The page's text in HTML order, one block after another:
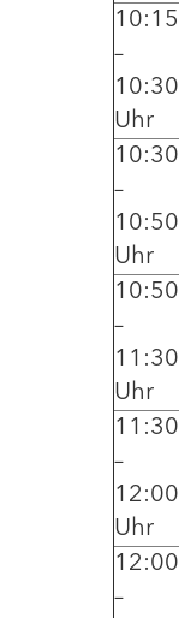
10:15
–
10:30
Uhr
10:30
–
10:50
Uhr
10:50
–
11:30
Uhr
11:30
–
12:00
Uhr
12:00
–